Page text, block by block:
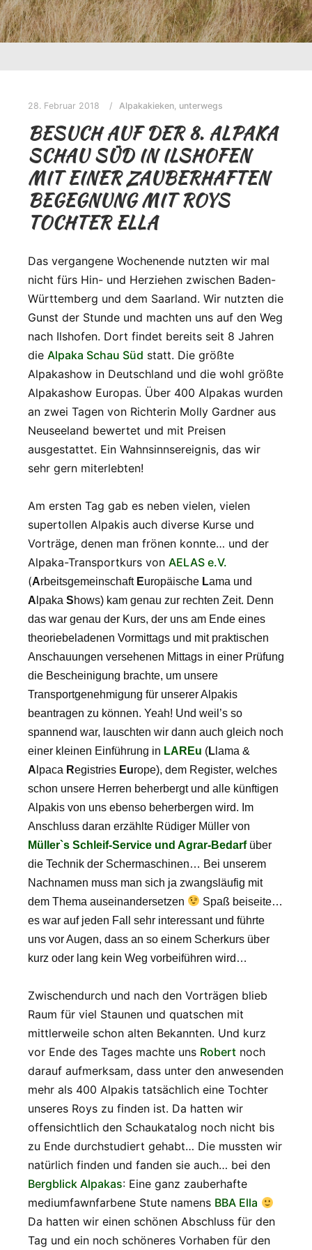
28. Februar 2018 Alpakakieken, unterwegs
BESUCH AUF DER 8. ALPAKA
SCHAU SÜD IN ILSHOFEN
MIT EINER ZAUBERHAFTEN
BEGEGNUNG MIT ROYS
TOCHTER ELLA
Das vergangene Wochenende nutzten wir mal
nicht fürs Hin- und Herziehen zwischen Baden-
Württemberg und dem Saarland. Wir nutzten die
Gunst der Stunde und machten uns auf den Weg
nach Ilshofen. Dort findet bereits seit 8 Jahren
die Alpaka Schau Süd statt. Die größte
Alpakashow in Deutschland und die wohl größte
Alpakashow Europas. Über 400 Alpakas wurden
an zwei Tagen von Richterin Molly Gardner aus
Neuseeland bewertet und mit Preisen
ausgestattet. Ein Wahnsinnsereignis, das wir
sehr gern miterlebten!
Am ersten Tag gab es neben vielen, vielen
supertollen Alpakis auch diverse Kurse und
Vorträge, denen man frönen konnte… und der
Alpaka-Transportkurs von AELAS e.V.
(Arbeitsgemeinschaft Europäische Lama und
A lpaka Shows) kam genau zur rechten Zeit. Denn
das war genau der Kurs, der uns am Ende eines
theoriebeladenen Vormittags und mit praktischen
Anschauungen versehenen Mittags in einer Prüfung
die Bescheinigung brachte, um unsere
Transportgenehmigung für unserer Alpakis
beantragen zu können. Yeah! Und weil’s so
spannend war, lauschten wir dann auch gleich noch
einer kleinen Einführung in LAREu (L lama &
A lpaca Registries Europe), dem Register, welches
schon unsere Herren beherbergt und alle künftigen
Alpakis von uns ebenso beherbergen wird. Im
Anschluss daran erzählte Rüdiger Müller von
Müller`s Schleif-Service und Agrar-Bedarfüber
die Technik der Schermaschinen… Bei unserem
Nachnamen muss man sich ja zwangsläufig mit
dem Thema auseinandersetzen
Spaß beiseite…
es war auf jeden Fall sehr interessant und führte
uns vor Augen, dass an so einem Scherkurs über
kurz oder lang kein Weg vorbeiführen wird…
Zwischendurch und nach den Vorträgen blieb
Raum für viel Staunen und quatschen mit
mittlerweile schon alten Bekannten. Und kurz
vor Ende des Tages machte uns Robert noch
darauf aufmerksam, dass unter den anwesenden
mehr als 400 Alpakis tatsächlich eine Tochter
unseres Roys zu finden ist. Da hatten wir
offensichtlich den Schaukatalog noch nicht bis
zu Ende durchstudiert gehabt… Die mussten wir
natürlich finden und fanden sie auch… bei den
Bergblick Alpakas: Eine ganz zauberhafte
mediumfawnfarbene Stute namens BBA Ella
Da hatten wir einen schönen Abschluss für den
Tag und ein noch schöneres Vorhaben für den